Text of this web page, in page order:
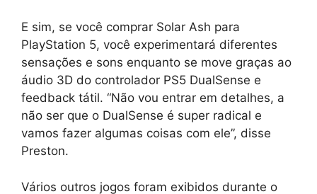
E sim, se você comprar Solar Ash para
PlayStation 5, você experimentará diferentes
sensações e sons enquanto se move graças ao
áudio 3D do controlador PS5 DualSense e
feedback tátil. “Não vou entrar em detalhes, a
não ser que o DualSense é super radical e
vamos fazer algumas coisas com ele”, disse
Preston.
Vários outros jogos foram exibidos durante o